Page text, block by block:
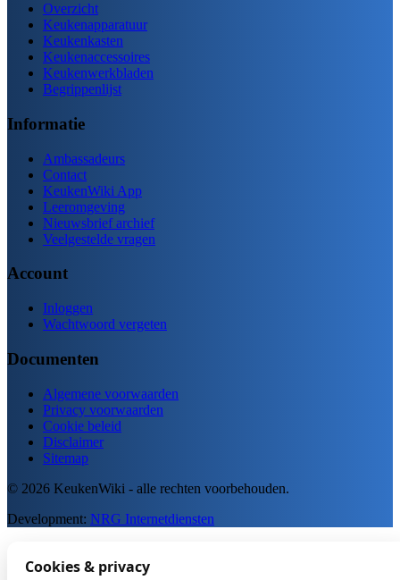
Overzicht
Keukenapparatuur
Keukenkasten
Keukenaccessoires
Keukenwerkbladen
Begrippenlijst
Informatie
Ambassadeurs
Contact
KeukenWiki App
Leeromgeving
Nieuwsbrief archief
Veelgestelde vragen
Account
Inloggen
Wachtwoord vergeten
Documenten
Algemene voorwaarden
Privacy voorwaarden
Cookie beleid
Disclaimer
Sitemap
© 2026 KeukenWiki - alle rechten voorbehouden.
Development: NRG Internetdiensten
Cookies & privacy